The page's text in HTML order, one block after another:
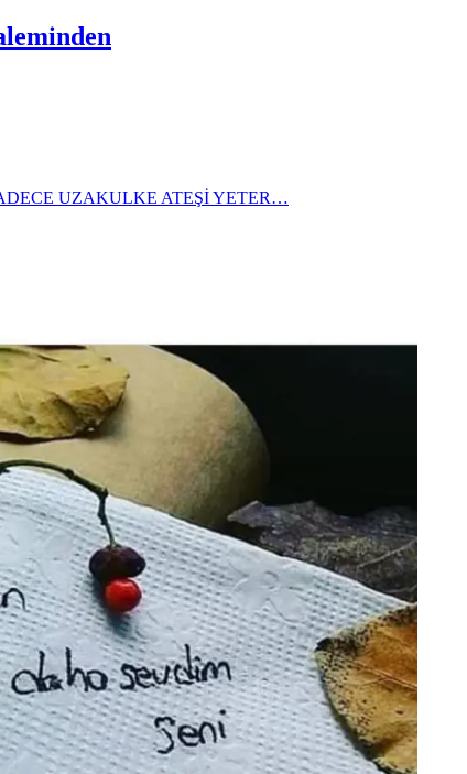
UZAKULKE ATEŞİ YETER…